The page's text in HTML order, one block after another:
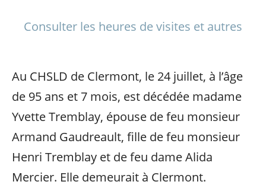
Consulter les heures de visites et autres
Au CHSLD de Clermont, le 24 juillet, à l’âge
de 95 ans et 7 mois, est décédée madame
Yvette Tremblay, épouse de feu monsieur
Armand Gaudreault, fille de feu monsieur
Henri Tremblay et de feu dame Alida
Mercier. Elle demeurait à Clermont.